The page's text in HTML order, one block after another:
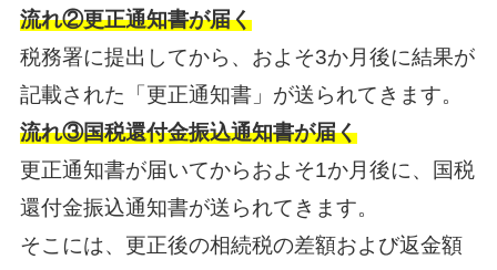
流れ②更正通知書が届く
税務署に提出してから、およそ3か月後に結果が
記載された「更正通知書」が送られてきます。
流れ③国税還付金振込通知書が届く
更正通知書が届いてからおよそ1か月後に、国税
還付金振込通知書が送られてきます。
そこには、更正後の相続税の差額および返金額